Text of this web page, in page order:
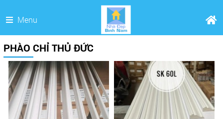
Menu
PHÀO CHỈ THỦ ĐỨC